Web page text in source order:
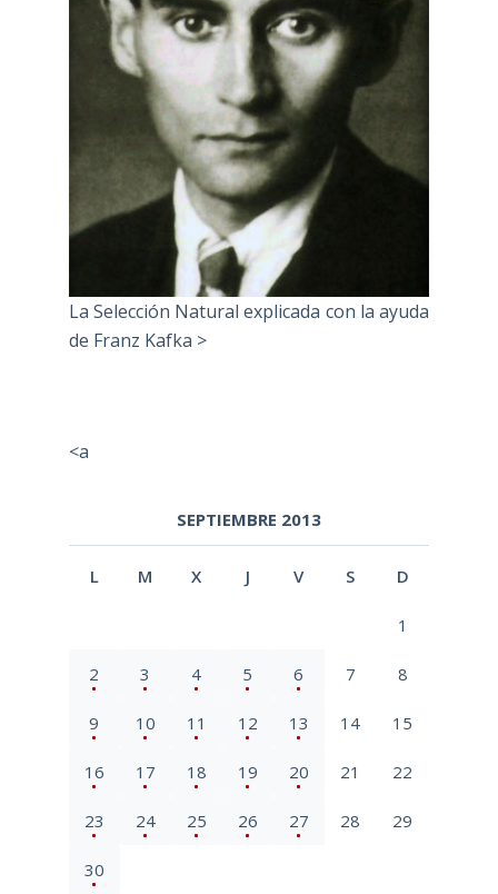
La Selección Natural explicada con la ayuda
de Franz Kafka >
<a
SEPTIEMBRE 2013
L M X J V S D
1
2 3 4 5 6 7 8
9 10 11 12 13 14 15
16 17 18 19 20 21 22
23 24 25 26 27 28 29
30